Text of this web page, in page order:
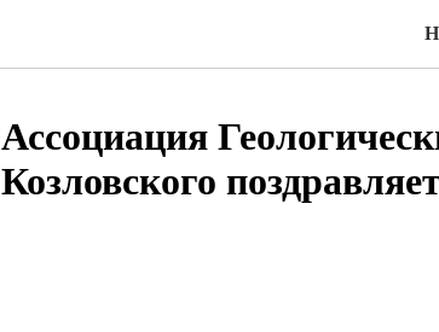
Ассоциация
Козловского